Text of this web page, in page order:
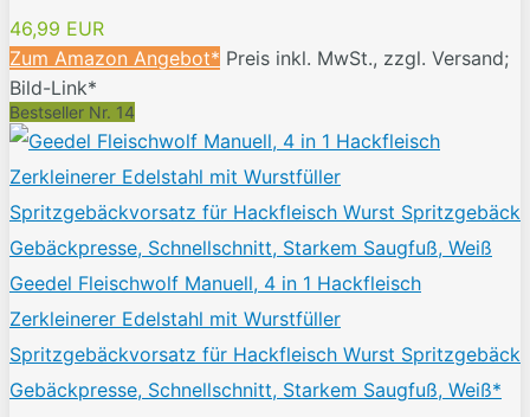
46,99 EUR
Zum Amazon Angebot* Preis inkl. MwSt., zzgl. Versand;
Bild-Link*
Bestseller Nr. 14
Geedel Fleischwolf Manuell, 4 in 1 Hackfleisch
Zerkleinerer Edelstahl mit Wurstfüller
Spritzgebäckvorsatz für Hackfleisch Wurst Spritzgebäck
Gebäckpresse, Schnellschnitt, Starkem Saugfuß, Weiß*